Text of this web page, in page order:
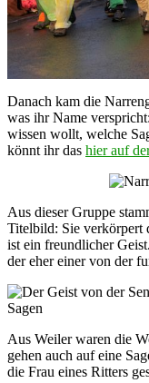
Danach kam die
was ihr Name
wissen wollt, welche
könnt ihr das hier auf
Aus dieser Gruppe
Titelbild: Sie verkörpert
ist ein freundlicher
der eher einer von der
Aus Weiler waren die
gehen auch auf eine
die Frau eines Ritters